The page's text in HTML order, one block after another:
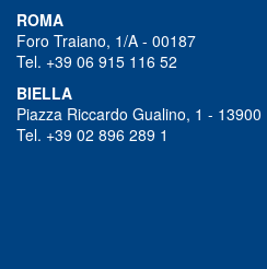
ROMA
Foro Traiano, 1/A - 00187
Tel. +39 06 915 116 52
BIELLA
Piazza Riccardo Gualino, 1 - 13900
Tel. +39 02 896 289 1